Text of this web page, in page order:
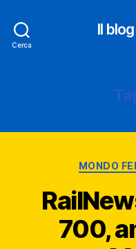
Cerca
Il
MONDO
700,